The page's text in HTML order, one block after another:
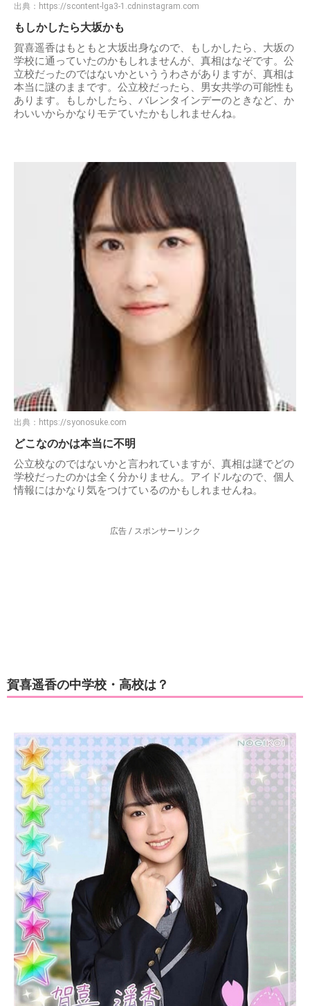
出典： https://scontent-lga3-1.cdninstagram.com
もしかしたら大坂かも
賀喜遥香はもともと大坂出身なので、もしかしたら、大坂の
学校に通っていたのかもしれませんが、真相はなぞです。公
立校だったのではないかといううわさがありますが、真相は
本当に謎のままです。公立校だったら、男女共学の可能性も
あります。もしかしたら、バレンタインデーのときなど、か
わいいからかなりモテていたかもしれませんね。
出典： https://syonosuke.com
どこなのかは本当に不明
公立校なのではないかと言われていますが、真相は謎でどの
学校だったのかは全く分かりません。アイドルなので、個人
情報にはかなり気をつけているのかもしれませんね。
広告 / スポンサーリンク
賀喜遥香の中学校・高校は？